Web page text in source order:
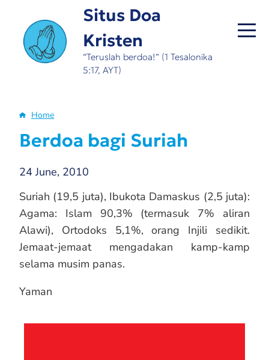
main
content
Situs Doa
Kristen
“Teruslah berdoa!” (1 Tesalonika
5:17, AYT)
Breadcrumb
Home
Berdoa bagi Suriah
24 June, 2010
Suriah (19,5 juta), Ibukota Damaskus (2,5 juta):
Agama: Islam 90,3% (termasuk 7% aliran
Alawi), Ortodoks 5,1%, orang Injili sedikit.
Jemaat-jemaat mengadakan kamp-kamp
selama musim panas.
Yaman